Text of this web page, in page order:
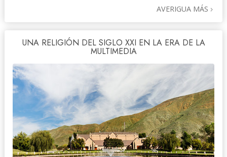
AVERIGUA MÁS
UNA RELIGIÓN DEL SIGLO XXI EN LA ERA DE LA
MULTIMEDIA